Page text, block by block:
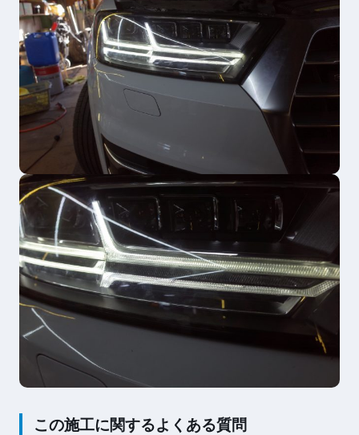
この施工に関するよくある質問